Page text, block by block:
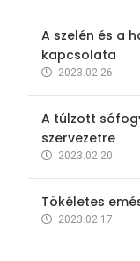
A szelén és a
kapcsolata
2023.02.26.
A túlzott
szervezetre
2023.02.20.
Tökéletes
2023.02.17.